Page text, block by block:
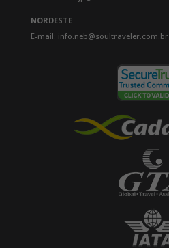
NORDESTE
E-mail: info.neb@soultraveler.com.br